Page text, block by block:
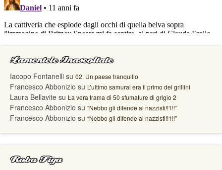
Lamentele Inascoltate
Iacopo Fontanelli su 02. Un paese tranquillo
Francesco Abbonizio su L’ultimo samurai era il primo dei grillini
Laura Bellavite su La vera trama di 50 sfumature di grigio 2
Francesco Abbonizio su “Nebbo gli difende ai nazzisti!!1!!”
Francesco Abbonizio su “Nebbo gli difende ai nazzisti!!1!!”
Roba Figa